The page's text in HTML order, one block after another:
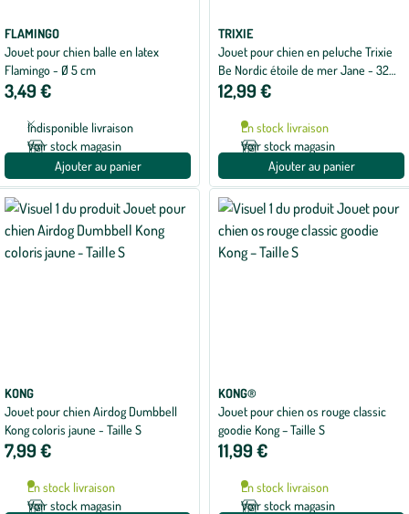
FLAMINGO
Jouet pour chien balle en latex
Flamingo - Ø 5 cm
3,49 €
Indisponible livraison
Voir stock magasin
Ajouter au panier
TRIXIE
Jouet pour chien en peluche Trixie
Be Nordic étoile de mer Jane - 32
cm
12,99 €
En stock livraison
Voir stock magasin
Ajouter au panier
KONG
Jouet pour chien Airdog Dumbbell
Kong coloris jaune - Taille S
7,99 €
En stock livraison
Voir stock magasin
KONG®
Jouet pour chien os rouge classic
goodie Kong – Taille S
11,99 €
En stock livraison
Voir stock magasin